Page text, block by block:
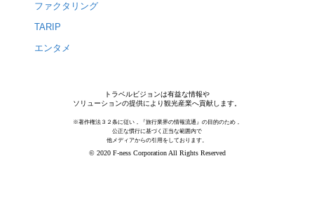
ファクタリング
TARIP
エンタメ
トラベルビジョンは有益な情報や
ソリューションの提供により観光産業へ貢献します。
※著作権法３２条に従い，『旅行業界の情報流通』の目的のため，
公正な慣行に基づく正当な範囲内で
他メディアからの引用をしております。
© 2020 F-ness Corporation All Rights Reserved